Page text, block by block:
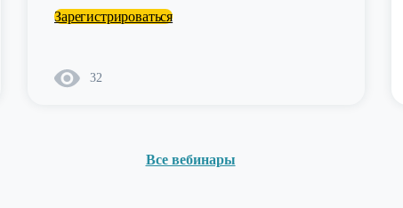
Зарегистрироваться
32
Все вебинары